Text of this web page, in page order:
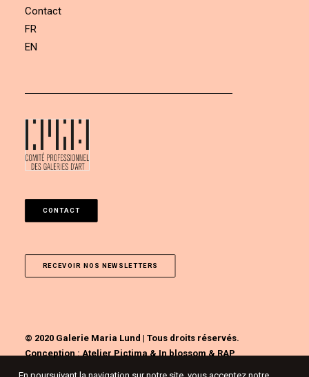
Contact
FR
EN
CONTACT
RECEVOIR NOS NEWSLETTERS
© 2020 Galerie Maria Lund | Tous droits réservés.
Conception :Atelier Pictima&In blossom&RAP